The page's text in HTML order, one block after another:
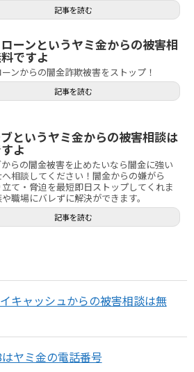
記事を読む
ーンというヤミ金からの被害相
ですよ
ンからの闇金詐欺被害をストップ！
記事を読む
というヤミ金からの被害相談は
よ
からの闇金被害を止めたいなら闇金に強い
相談してください！闇金からの嫌がら
て・脅迫を最短即日ストップしてくれま
職場にバレずに解決ができます。
記事を読む
イキャッシュからの被害相談は無
ヤミ金の電話番号